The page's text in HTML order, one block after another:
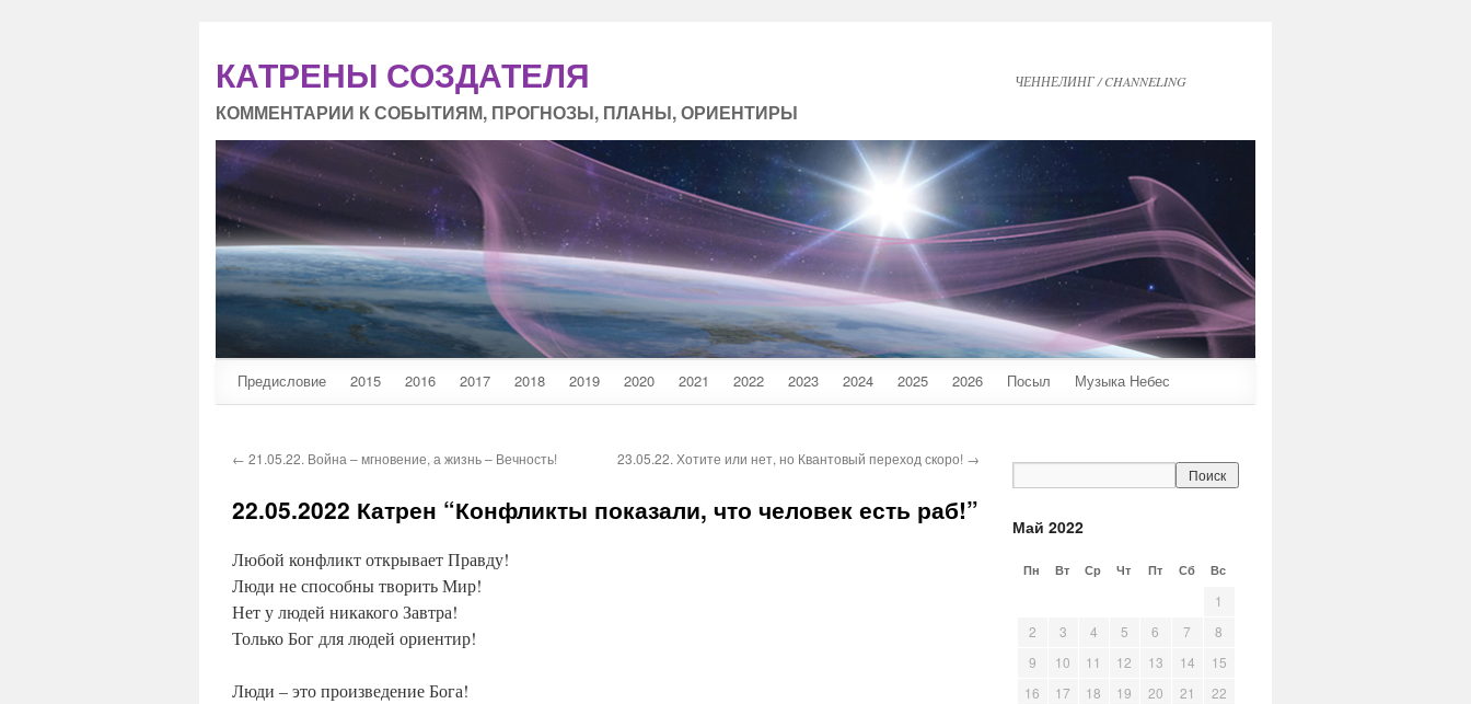
ЧЕННЕЛИНГ / CHANNELING
КАТРЕНЫ СОЗДАТЕЛЯ
КОММЕНТАРИИ К СОБЫТИЯМ, ПРОГНОЗЫ, ПЛАНЫ, ОРИЕНТИРЫ
Предисловие 2015 2016 2017 2018 2019 2020 2021 2022 2023 2024 2025 2026 Посыл Музыка Небес
Май 2022
Пн Вт Ср Чт Пт Сб Вс
1
2
3 4 5 6 7
8
9
10 11 12 13 14
15
16
17 18 19 20 21
22
← 21.05.22. Война – мгновение, а жизнь – Вечность! 23.05.22. Хотите или нет, но Квантовый переход скоро! →
22.05.2022 Катрен “Конфликты показали, что человек есть раб!”
Любой конфликт открывает Правду!
Люди не способны творить Мир!
Нет у людей никакого Завтра!
Только Бог для людей ориентир!
Люди – это произведение Бога!